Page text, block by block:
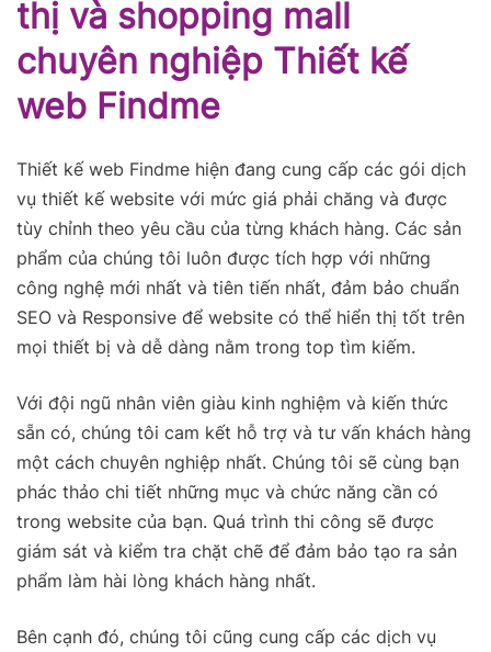
thị và shopping mall
chuyên nghiệp Thiết kế
web Findme
Thiết kế web Findme hiện đang cung cấp các gói dịch
vụ thiết kế website với mức giá phải chăng và được
tùy chỉnh theo yêu cầu của từng khách hàng. Các sản
phẩm của chúng tôi luôn được tích hợp với những
công nghệ mới nhất và tiên tiến nhất, đảm bảo chuẩn
SEO và Responsive để website có thể hiển thị tốt trên
mọi thiết bị và dễ dàng nằm trong top tìm kiếm.
Với đội ngũ nhân viên giàu kinh nghiệm và kiến thức
sẵn có, chúng tôi cam kết hỗ trợ và tư vấn khách hàng
một cách chuyên nghiệp nhất. Chúng tôi sẽ cùng bạn
phác thảo chi tiết những mục và chức năng cần có
trong website của bạn. Quá trình thi công sẽ được
giám sát và kiểm tra chặt chẽ để đảm bảo tạo ra sản
phẩm làm hài lòng khách hàng nhất.
Bên cạnh đó, chúng tôi cũng cung cấp các dịch vụ